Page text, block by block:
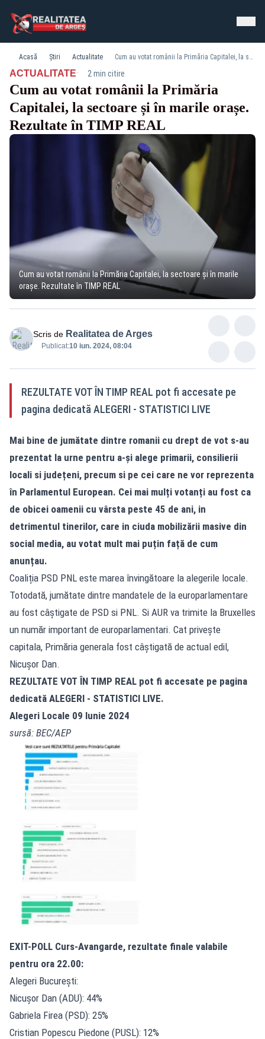
Acasă Știri Actualitate Cum au votat românii la Primăria Capitalei, la sectoare și în marile orașe. Rezultate în TIMP REAL
ACTUALITATE· 2 min citire
Cum au votat românii la Primăria
Capitalei, la sectoare și în marile orașe.
Rezultate în TIMP REAL
Cum au votat românii la Primăria Capitalei, la sectoare și în marile
orașe. Rezultate în TIMP REAL
Scris de Realitatea de Arges
Publicat:10 iun. 2024, 08:04
REZULTATE VOT ÎN TIMP REAL pot fi accesate pe
pagina dedicată ALEGERI - STATISTICI LIVE
Mai bine de jumătate dintre romanii cu drept de vot s-au
prezentat la urne pentru a-și alege primarii, consilierii
locali si județeni, precum si pe cei care ne vor reprezenta
în Parlamentul European. Cei mai mulți votanți au fost ca
de obicei oamenii cu vârsta peste 45 de ani, in
detrimentul tinerilor, care in ciuda mobilizării masive din
social media, au votat mult mai puțin față de cum
anunțau.
Coaliția PSD PNL este marea învingătoare la alegerile locale.
Totodată, jumătate dintre mandatele de la europarlamentare
au fost câștigate de PSD si PNL. Si AUR va trimite la Bruxelles
un număr important de europarlamentari. Cat privește
capitala, Primăria generala fost câștigată de actual edil,
Nicușor Dan.
REZULTATE VOT ÎN TIMP REAL pot fi accesate pe pagina
dedicată ALEGERI - STATISTICI LIVE.
Alegeri Locale 09 Iunie 2024
sursă: BEC/AEP
EXIT-POLL Curs-Avangarde, rezultate finale valabile
pentru ora 22.00:
Alegeri București:
Nicușor Dan (ADU): 44%
Gabriela Firea (PSD): 25%
Cristian Popescu Piedone (PUSL): 12%